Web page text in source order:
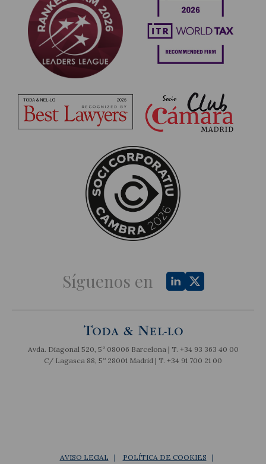
Síguenos en
Avda. Diagonal 520, 5º 08006 Barcelona | T. +34 93 363 40 00
C/ Lagasca 88, 5º 28001 Madrid | T. +34 91 700 21 00
AVISO LEGAL POLÍTICA DE COOKIES